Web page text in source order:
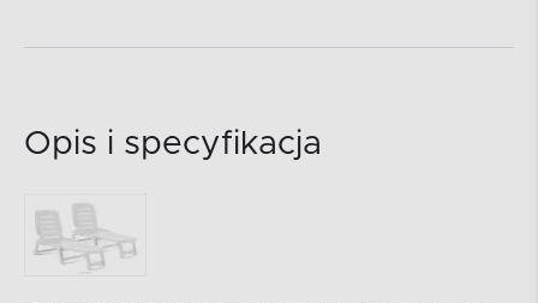
Opis i specyfikacja